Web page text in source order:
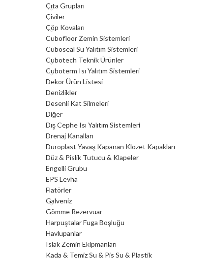
Çıta Grupları
Çiviler
Çöp Kovaları
Cubofloor Zemin Sistemleri
Cuboseal Su Yalıtım Sistemleri
Cubotech Teknik Ürünler
Cuboterm Isı Yalıtım Sistemleri
Dekor Ürün Listesi
Denizlikler
Desenli Kat Silmeleri
Diğer
Dış Cephe Isı Yalıtım Sistemleri
Drenaj Kanalları
Duroplast Yavaş Kapanan Klozet Kapakları
Düz & Pislik Tutucu & Klapeler
Engelli Grubu
EPS Levha
Flatörler
Galveniz
Gömme Rezervuar
Harpuştalar Fuga Boşluğu
Havlupanlar
Islak Zemin Ekipmanları
Kada & Temiz Su & Pis Su & Plastik